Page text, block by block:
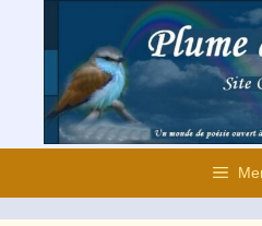
contenu